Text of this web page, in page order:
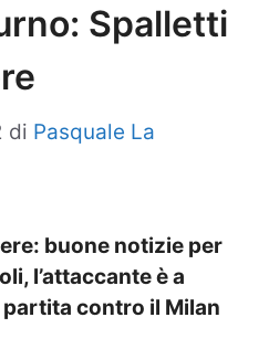
Spalletti
di Pasquale La
buone notizie per
l’attaccante è a
contro il Milan